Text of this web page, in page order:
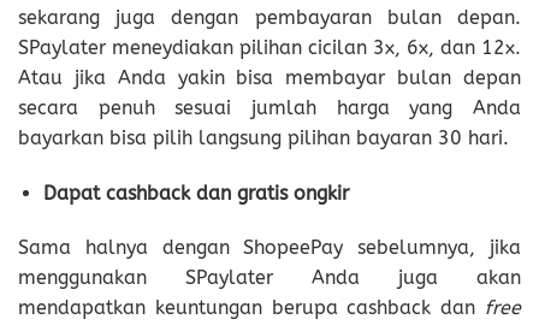
sekarang juga dengan pembayaran bulan depan.
SPaylater meneydiakan pilihan cicilan 3x, 6x, dan 12x.
Atau jika Anda yakin bisa membayar bulan depan
secara penuh sesuai jumlah harga yang Anda
bayarkan bisa pilih langsung pilihan bayaran 30 hari.
Dapat cashback dan gratis ongkir
Sama halnya dengan ShopeePay sebelumnya, jika
menggunakan SPaylater Anda juga akan
mendapatkan keuntungan berupa cashback dan free